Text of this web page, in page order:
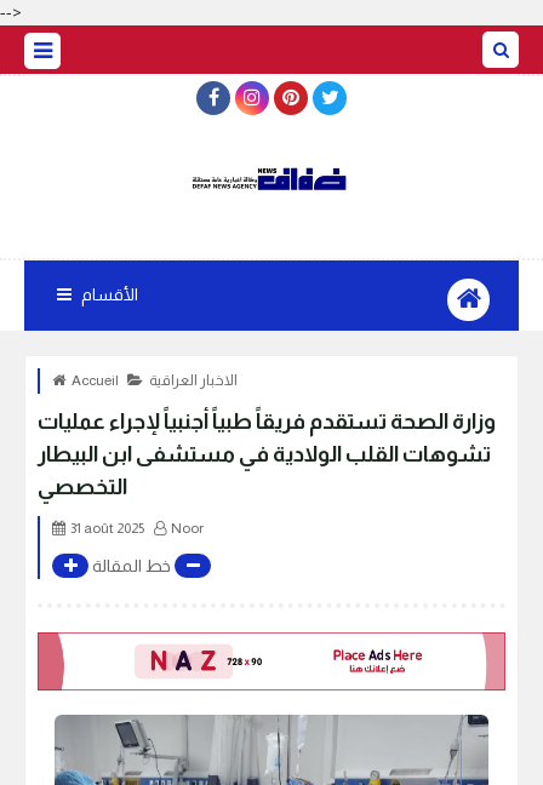
-->
الأقسام
Accueil الاخبار العراقية
وزارة الصحة تستقدم فريقاً طبياً أجنبياً لإجراء عمليات
تشوهات القلب الولادية في مستشفى ابن البيطار
التخصصي
31 août 2025 Noor
خط المقالة